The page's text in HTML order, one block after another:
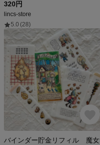
320円
lincs-store
5.0 (28)